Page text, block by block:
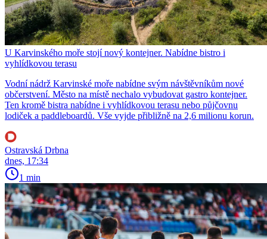
U Karvinského moře stojí nový kontejner. Nabídne bistro i
vyhlídkovou terasu
Vodní nádrž Karvinské moře nabídne svým návštěvníkům nové
občerstvení. Město na místě nechalo vybudovat gastro kontejner.
Ten kromě bistra nabídne i vyhlídkovou terasu nebo půjčovnu
lodiček a paddleboardů. Vše vyjde přibližně na 2,6 milionu korun.
Ostravská Drbna
dnes, 17:34
1 min